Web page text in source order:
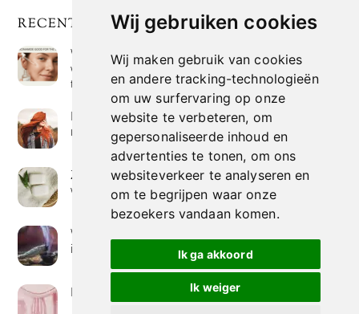
Wij gebruiken cookies
Wij maken gebruik van cookies
en andere tracking-technologieën
om uw surfervaring op onze
website te verbeteren, om
gepersonaliseerde inhoud en
advertenties te tonen, om ons
websiteverkeer te analyseren en
om te begrijpen waar onze
bezoekers vandaan komen.
Ik ga akkoord
Ik weiger
RECENTE POSTS
Wat is niacinamide? Voordelen, toepassingen en
waarom het overal in huidverzorgingsproducten
te vinden is
Hoe verf je haar op de meest natuurlijke manier
met henna kleuring
Zeep met een hoog vetgehalte: mythe of
werkelijkheid?
Wierook betekenis geven : geurende avonturen
in je huis
Het belang van collageen voor de huid